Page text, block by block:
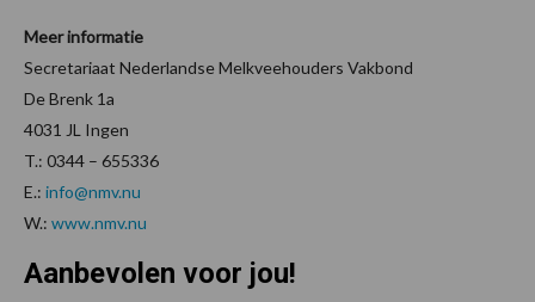
Meer informatie
Secretariaat Nederlandse Melkveehouders Vakbond
De Brenk 1a
4031 JL Ingen
T.: 0344 – 655336
E.: info@nmv.nu
W.: www.nmv.nu
Aanbevolen voor jou!